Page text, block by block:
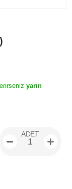
yarın
ADET